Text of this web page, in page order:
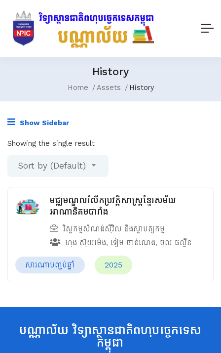
History
Home Assets History
Show Sidebar
Showing the single result
Sort by (Default)
មជ្ឈមណ្ឌលរំលឹកប្រវត្តិសាស្រ្តខ្មែរសម័យ
អាណានិគមបារាំង
វិស្វកម្មសំណង់ស៊ីវិល និងស្ថាបត្យកម្ម
ហុង ស៊ុយម៉េង, ទៀម ចាន់ណេង, ថុល ផល្លីន
សារណាបញ្ចប់ឆ្នាំ 2025
បណ្ណាល័យ វិទ្យាស្ថានជាតិពហុបច្ចេកទេស
កម្ពុជា